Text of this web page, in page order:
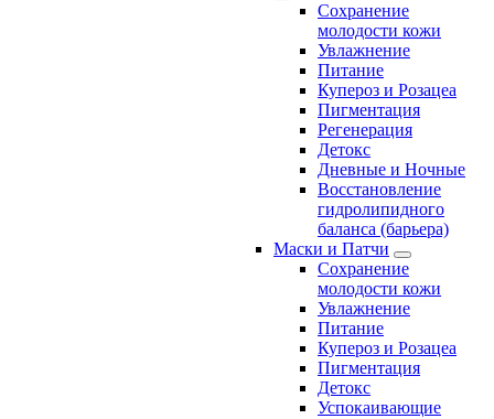
Сохранение
молодости кожи
Увлажнение
Питание
Купероз и Розацеа
Пигментация
Регенерация
Детокс
Дневные и Ночные
Восстановление
гидролипидного
баланса (барьера)
Маски и Патчи
Сохранение
молодости кожи
Увлажнение
Питание
Купероз и Розацеа
Пигментация
Детокс
Успокаивающие